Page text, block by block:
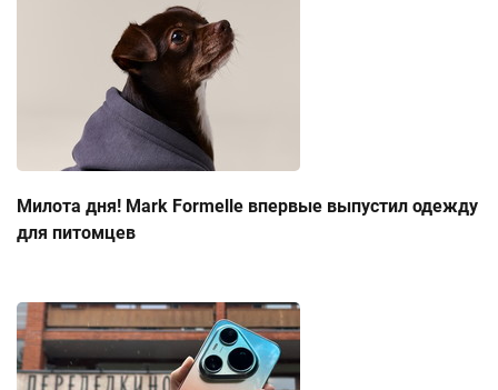
Милота дня! Mark Formelle впервые выпустил одежду
для питомцев